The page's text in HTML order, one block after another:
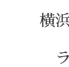
横